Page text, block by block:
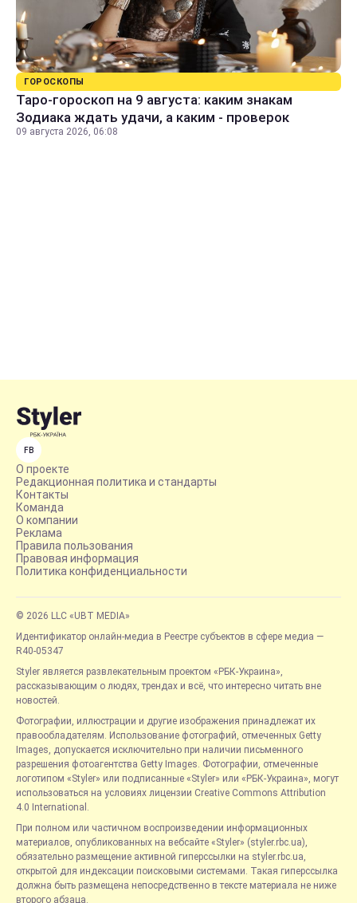
ГОРОСКОПЫ
Таро-гороскоп на 9 августа: каким знакам
Зодиака ждать удачи, а каким - проверок
09 августа 2026, 06:08
FB
О проекте
Редакционная политика и стандарты
Контакты
Команда
О компании
Реклама
Правила пользования
Правовая информация
Политика конфиденциальности
© 2026 LLC «UBT MEDIA»
Идентификатор онлайн-медиа в Реестре субъектов в сфере медиа —
R40-05347
Styler является развлекательным проектом «РБК-Украина»,
рассказывающим о людях, трендах и всё, что интересно читать вне
новостей.
Фотографии, иллюстрации и другие изображения принадлежат их
правообладателям. Использование фотографий, отмеченных Getty
Images, допускается исключительно при наличии письменного
разрешения фотоагентства Getty Images. Фотографии, отмеченные
логотипом «Styler» или подписанные «Styler» или «РБК-Украина», могут
использоваться на условиях лицензии Creative Commons Attribution
4.0 International.
При полном или частичном воспроизведении информационных
материалов, опубликованных на вебсайте «Styler» (styler.rbc.ua),
обязательно размещение активной гиперссылки на styler.rbc.ua,
открытой для индексации поисковыми системами. Такая гиперссылка
должна быть размещена непосредственно в тексте материала не ниже
второго абзаца.